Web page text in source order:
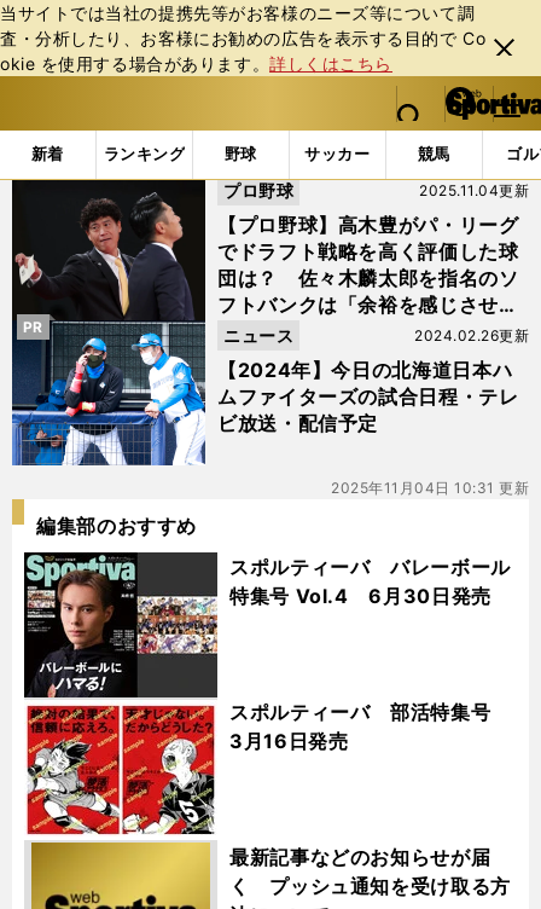
当サイトでは当社の提携先等がお客様のニーズ等について調
査・分析したり、お客様にお勧めの広告を表⽰する⽬的で Co
okie を使⽤する場合があります。詳しくはこちら
閉じ
る
web Sportiva (webスポルティーバ)
検索
マイペ
ー
ジ
メニュ
新着 ランキング 野球 サッカー 競馬 ゴ
b
ス
ィ
ー
バ
「#日ハム」の最新ニュース・ 情報
【プロ野球】高木豊がパ・リーグ
でドラフト戦略を高く評価した球
団は？ 佐々木麟太郎を指名のソ
フトバンクは「余裕を感じさせ
る」｜「ソフトバンク・日ハム・
オリックス」編
2025.11.04更新
プロ野球
【2024年】今日の北海道日本ハ
ムファイターズの試合日程・テレ
ビ放送・配信予定
2024.02.26更新
ニュース
PR
2025年11月04日 10:31 更新
編集部のおすすめ
スポルティーバ バレーボール
特集号 Vol.4 6月30日発売
スポルティーバ 部活特集号
3月16日発売
最新記事などのお知らせが届
く プッシュ通知を受け取る方